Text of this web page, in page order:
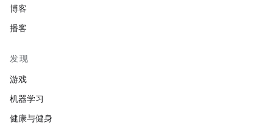
博客
播客
发现
游戏
机器学习
健康与健身